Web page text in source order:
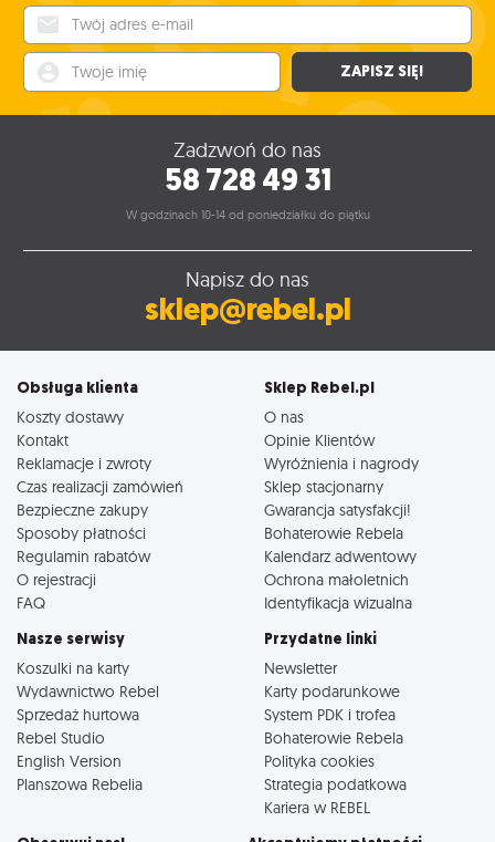
ZAPISZ SIĘ!
Zadzwoń do nas
58 728 49 31
W godzinach 10-14 od poniedziałku do piątku
Napisz do nas
sklep@rebel.pl
Obsługa klienta
Koszty dostawy
Kontakt
Reklamacje i zwroty
Czas realizacji zamówień
Bezpieczne zakupy
Sposoby płatności
Regulamin rabatów
O rejestracji
FAQ
Sklep Rebel.pl
O nas
Opinie Klientów
Wyróżnienia i nagrody
Sklep stacjonarny
Gwarancja satysfakcji!
Bohaterowie Rebela
Kalendarz adwentowy
Ochrona małoletnich
Identyfikacja wizualna
Nasze serwisy
Koszulki na karty
Wydawnictwo Rebel
Sprzedaż hurtowa
Rebel Studio
English Version
Planszowa Rebelia
Przydatne linki
Newsletter
Karty podarunkowe
System PDK i trofea
Bohaterowie Rebela
Polityka cookies
Strategia podatkowa
Kariera w REBEL